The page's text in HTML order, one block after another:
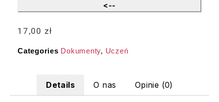
<--
17,00 zł
Categories Dokumenty, Uczeń
Details O nas Opinie (0)